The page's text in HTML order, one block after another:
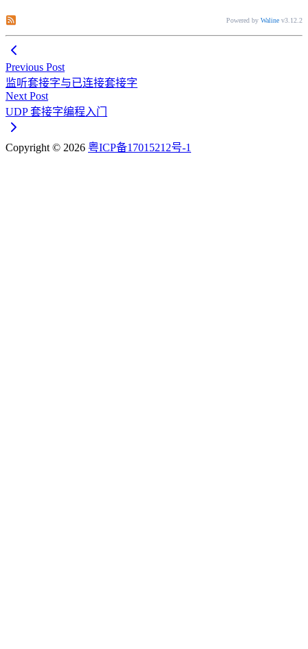
Powered by Waline v3.12.2
Previous Post
监听套接字与已连接套接字
Next Post
UDP 套接字编程入门
Copyright © 2026 粤ICP备17015212号-1